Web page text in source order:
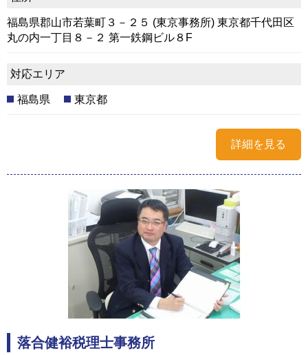
福島県郡山市若葉町３－２５ (東京事務所) 東京都千代田区
丸の内一丁目８－２ 第一鉄鋼ビル８F
対応エリア
福島県 東京都
詳細を見る
落合健裕税理士事務所